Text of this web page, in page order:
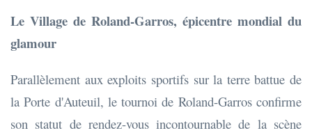
Le Village de Roland-Garros, épicentre mondial du
glamour
Parallèlement aux exploits sportifs sur la terre battue de
la Porte d'Auteuil, le tournoi de Roland-Garros confirme
son statut de rendez-vous incontournable de la scène